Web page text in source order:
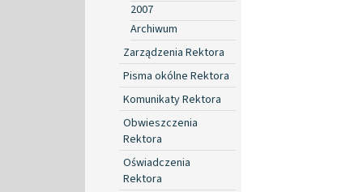
2007
Archiwum
Zarządzenia Rektora
Pisma okólne Rektora
Komunikaty Rektora
Obwieszczenia
Rektora
Oświadczenia
Rektora